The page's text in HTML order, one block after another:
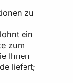
zu
ein
zum
Ihnen
liefert;